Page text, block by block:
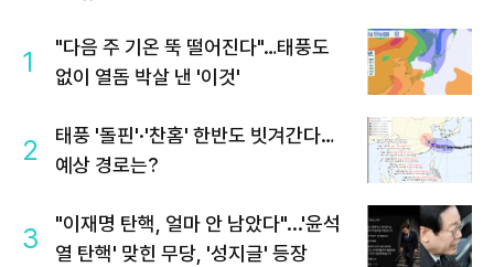
1
"다음 주 기온 뚝 떨어진다"…태풍도
없이 열돔 박살 낸 '이것'
2
태풍 '돌핀'·'찬홈' 한반도 빗겨간다…
예상 경로는?
3
"이재명 탄핵, 얼마 안 남았다"...'윤석
열 탄핵' 맞힌 무당, '성지글' 등장